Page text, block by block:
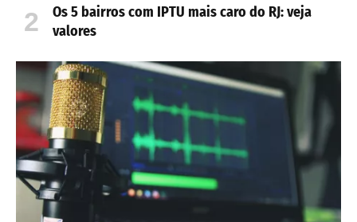
Os 5 bairros com IPTU mais caro do RJ: veja
valores